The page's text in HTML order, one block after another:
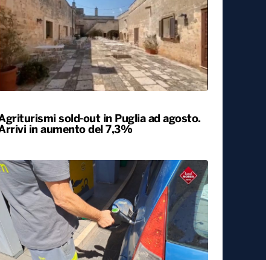
sold-out in Puglia ad agosto.
in aumento del 7,3%